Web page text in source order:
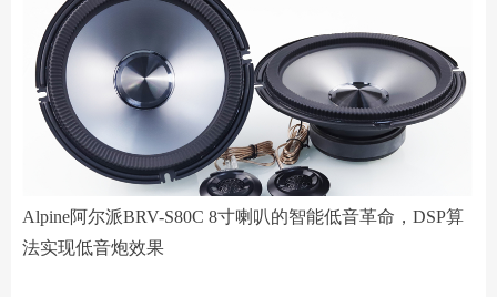
Alpine阿尔派BRV-S80C 8寸喇叭的智能低音革命，DSP算
法实现低音炮效果